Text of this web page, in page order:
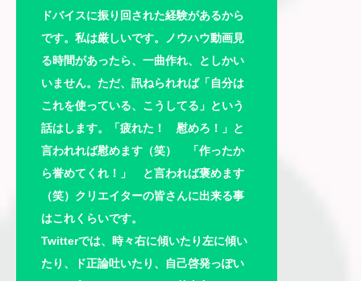
ドバイスに振り回された経験があるから
です。私は厳しいです。ノウハウ動画見
る時間があったら、一曲作れ、としかい
いません。ただ、訊ねられれば「自分は
これを使っている、こうしてる」という
話はします。「疲れた！ 慰めろ！」と
言われれば慰めます（笑） 「作ったか
ら誉めてくれ！」 と言われば褒めます
（笑）クリエイターの皆さんに出来る事
はこれくらいです。
Twitterでは、時々右に傾いたり左に傾い
たり、ド正論吐いたり、自己啓発っぽい